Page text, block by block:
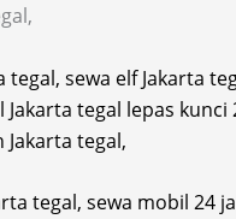
tegal, sewa elf Jakarta
Jakarta tegal lepas
tegal,
tegal, sewa mobil 24